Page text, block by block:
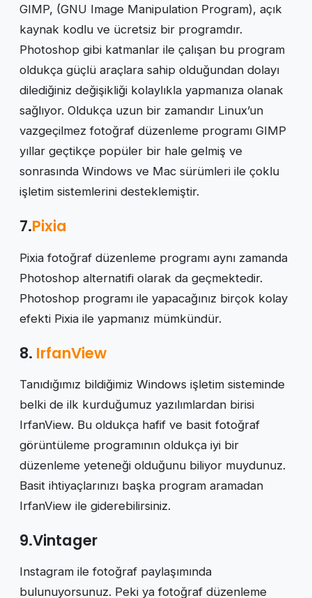
GIMP, (GNU Image Manipulation Program), açık
kaynak kodlu ve ücretsiz bir programdır.
Photoshop gibi katmanlar ile çalışan bu program
oldukça güçlü araçlara sahip olduğundan dolayı
dilediğiniz değişikliği kolaylıkla yapmanıza olanak
sağlıyor. Oldukça uzun bir zamandır Linux’un
vazgeçilmez fotoğraf düzenleme programı GIMP
yıllar geçtikçe popüler bir hale gelmiş ve
sonrasında Windows ve Mac sürümleri ile çoklu
işletim sistemlerini desteklemiştir.
7.Pixia
Pixia fotoğraf düzenleme programı aynı zamanda
Photoshop alternatifi olarak da geçmektedir.
Photoshop programı ile yapacağınız birçok kolay
efekti Pixia ile yapmanız mümkündür.
8. IrfanView
Tanıdığımız bildiğimiz Windows işletim sisteminde
belki de ilk kurduğumuz yazılımlardan birisi
IrfanView. Bu oldukça hafif ve basit fotoğraf
görüntüleme programının oldukça iyi bir
düzenleme yeteneği olduğunu biliyor muydunuz.
Basit ihtiyaçlarınızı başka program aramadan
IrfanView ile giderebilirsiniz.
9.Vintager
Instagram ile fotoğraf paylaşımında
bulunuyorsunuz. Peki ya fotoğraf düzenleme